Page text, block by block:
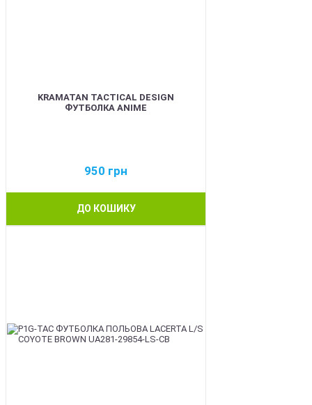
KRAMATAN TACTICAL DESIGN
ФУТБОЛКА ANIME
950 грн
ДО КОШИКУ